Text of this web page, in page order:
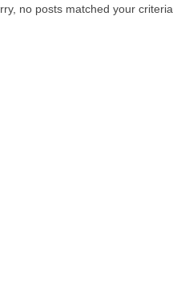
no posts matched your criteria.